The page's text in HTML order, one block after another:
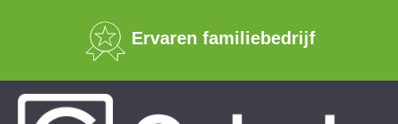
Ervaren familiebedrijf